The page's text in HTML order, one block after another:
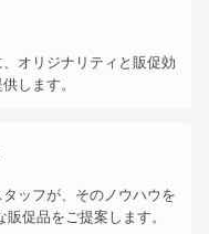
オリジナリティと販促効
します。
ッフが、そのノウハウを
促品をご提案します。